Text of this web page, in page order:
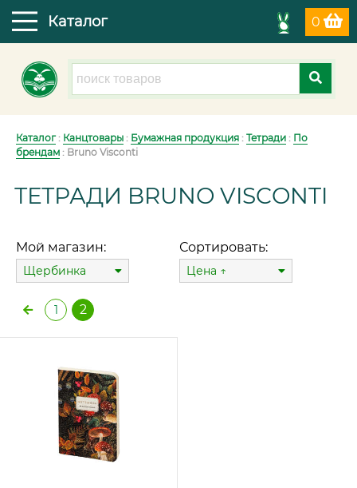
0
Каталог
Каталог: Канцтовары : Бумажная продукция : Тетради : По
брендам : Bruno Visconti
ТЕТРАДИ BRUNO VISCONTI
Мой магазин:
Щербинка
Сортировать:
Цена ↑
1 2